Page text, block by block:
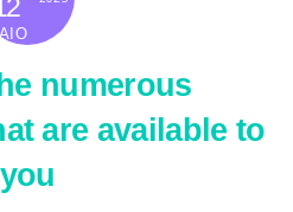
numerous
are available to
you